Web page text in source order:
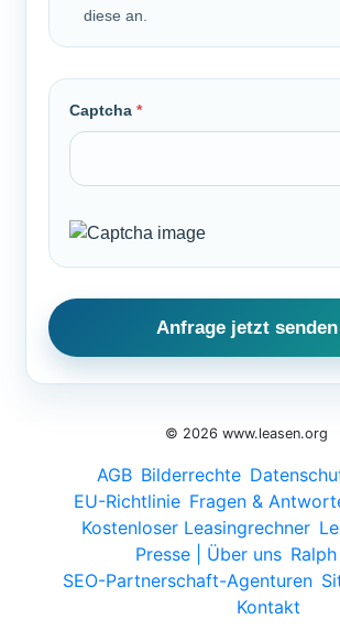
diese an.
Captcha *
© 2026 www.leasen.org
AGB Bilderrechte
EU-Richtlinie Fragen &
Kostenloser Leasingrechner
Presse | Über uns
SEO-Partnerschaft-Agenturen
Kontakt